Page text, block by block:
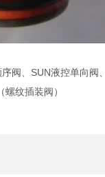
阀、SUN液控单向
纹插装阀）